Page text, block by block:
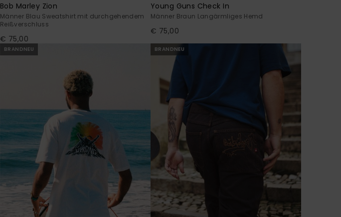
Bob Marley Zion
Männer Blau Sweatshirt mit durchgehendem
Reißverschluss
€ 75,00
Young Guns Check In
Männer Braun Langärmliges Hemd
€ 75,00
BRANDNEU BRANDNEU